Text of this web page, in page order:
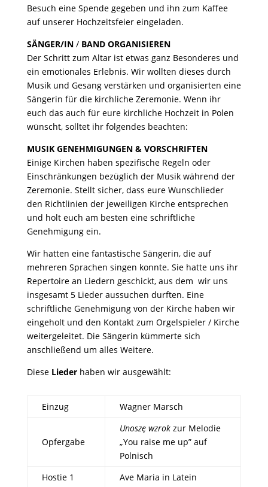
Besuch eine Spende gegeben und ihn zum Kaffee
auf unserer Hochzeitsfeier eingeladen.
SÄNGER/IN/BAND ORGANISIEREN
Der Schritt zum Altar ist etwas ganz Besonderes und
ein emotionales Erlebnis. Wir wollten dieses durch
Musik und Gesang verstärken und organisierten eine
Sängerin für die kirchliche Zeremonie. Wenn ihr
euch das auch für eure kirchliche Hochzeit in Polen
wünscht, solltet ihr folgendes beachten:
MUSIK GENEHMIGUNGEN & VORSCHRIFTEN
Einige Kirchen haben spezifische Regeln oder
Einschränkungen bezüglich der Musik während der
Zeremonie. Stellt sicher, dass eure Wunschlieder
den Richtlinien der jeweiligen Kirche entsprechen
und holt euch am besten eine schriftliche
Genehmigung ein.
Wir hatten eine fantastische Sängerin, die auf
mehreren Sprachen singen konnte. Sie hatte uns ihr
Repertoire an Liedern geschickt, aus dem wir uns
insgesamt 5 Lieder aussuchen durften. Eine
schriftliche Genehmigung von der Kirche haben wir
eingeholt und den Kontakt zum Orgelspieler / Kirche
weitergeleitet. Die Sängerin kümmerte sich
anschließend um alles Weitere.
Diese Liederhaben wir ausgewählt:
Einzug Wagner Marsch
Opfergabe
Unoszę wzrokzur Melodie
„You raise me up” auf
Polnisch
Hostie 1
Ave Maria in Latein